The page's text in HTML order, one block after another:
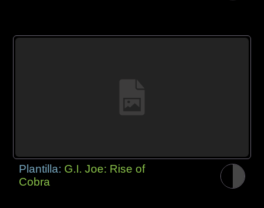
Plantilla: G.I. Joe: Rise of
Cobra